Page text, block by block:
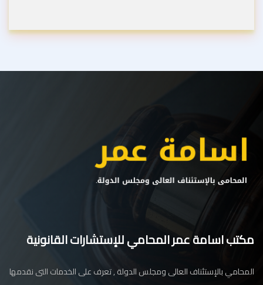
مكتب اسامة عمر المحامي للإستشارات القانونية
المحامي بالإستئناف العالى ومجلس الدولة , تعرف على الخدمات التى نقدمها